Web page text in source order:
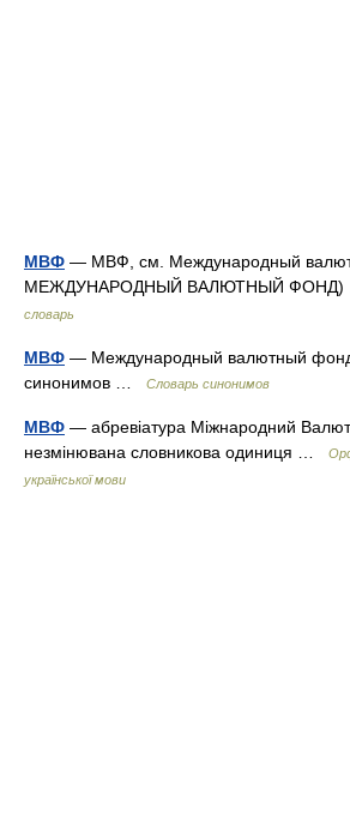
МВФ — МВФ, см. Международный
МЕЖДУНАРОДНЫЙ ВАЛЮТНЫЙ
словарь
МВФ — Международный валютный фонд
синонимов …
Словарь синонимов
МВФ — абревіатура Міжнародний
незмінювана словникова одиниця …
української мови